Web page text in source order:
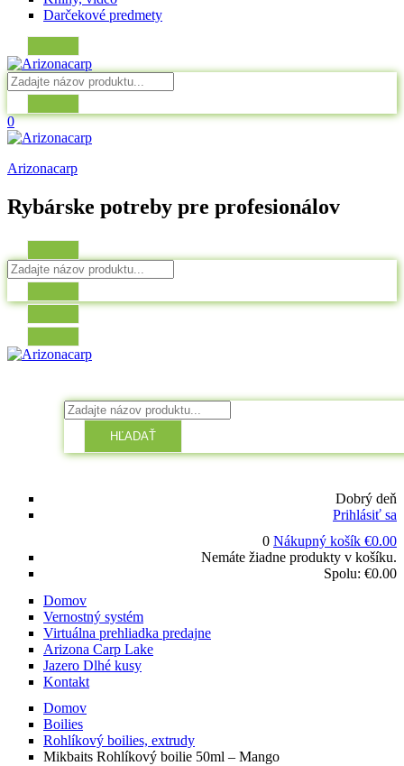
Darčekové predmety
0
Arizonacarp
Rybárske potreby pre profesionálov
HĽADAŤ
Dobrý deň
Prihlásiť sa
0 Nákupný košík €0.00
Nemáte žiadne produkty v košíku.
Spolu: €0.00
Domov
Vernostný systém
Virtuálna prehliadka predajne
Arizona Carp Lake
Jazero Dlhé kusy
Kontakt
Domov
Boilies
Rohlíkový boilies, extrudy
Mikbaits Rohlíkový boilie 50ml – Mango